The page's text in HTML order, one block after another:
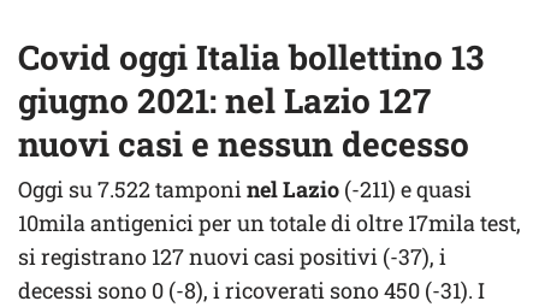
Covid oggi Italia bollettino 13
giugno 2021: nel Lazio 127
nuovi casi e nessun decesso
Oggi su 7.522 tamponinel Lazio (-211) e quasi
10mila antigenici per un totale di oltre 17mila test,
si registrano 127 nuovi casi positivi (-37), i
decessi sono 0 (-8), i ricoverati sono 450 (-31). I